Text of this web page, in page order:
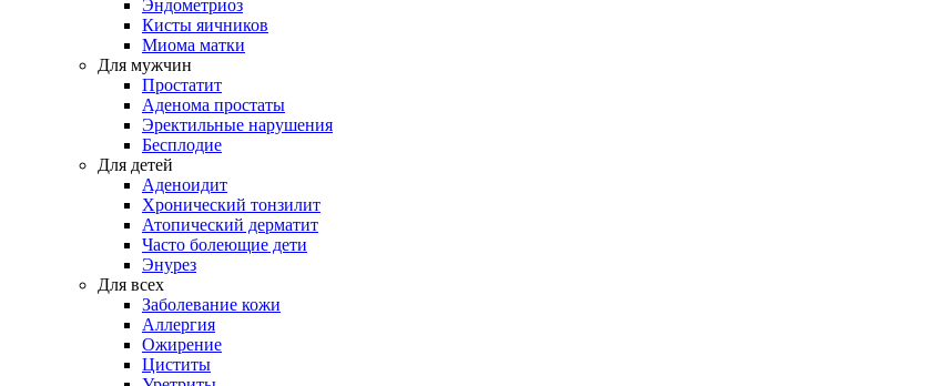
Эндометриоз
Кисты яичников
Миома матки
Для мужчин
Простатит
Аденома простаты
Эректильные нарушения
Бесплодие
Для детей
Аденоидит
Хронический тонзилит
Атопический дерматит
Часто болеющие дети
Энурез
Для всех
Заболевание кожи
Аллергия
Ожирение
Циститы